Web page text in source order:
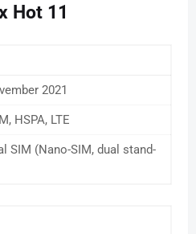
Hot 11
2021
HSPA, LTE
SIM (Nano-SIM, dual stand-